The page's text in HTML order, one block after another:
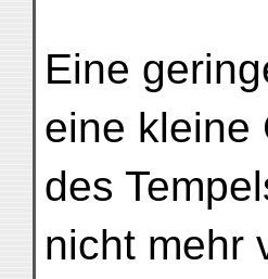
Eine
eine kleine
des
nicht mehr